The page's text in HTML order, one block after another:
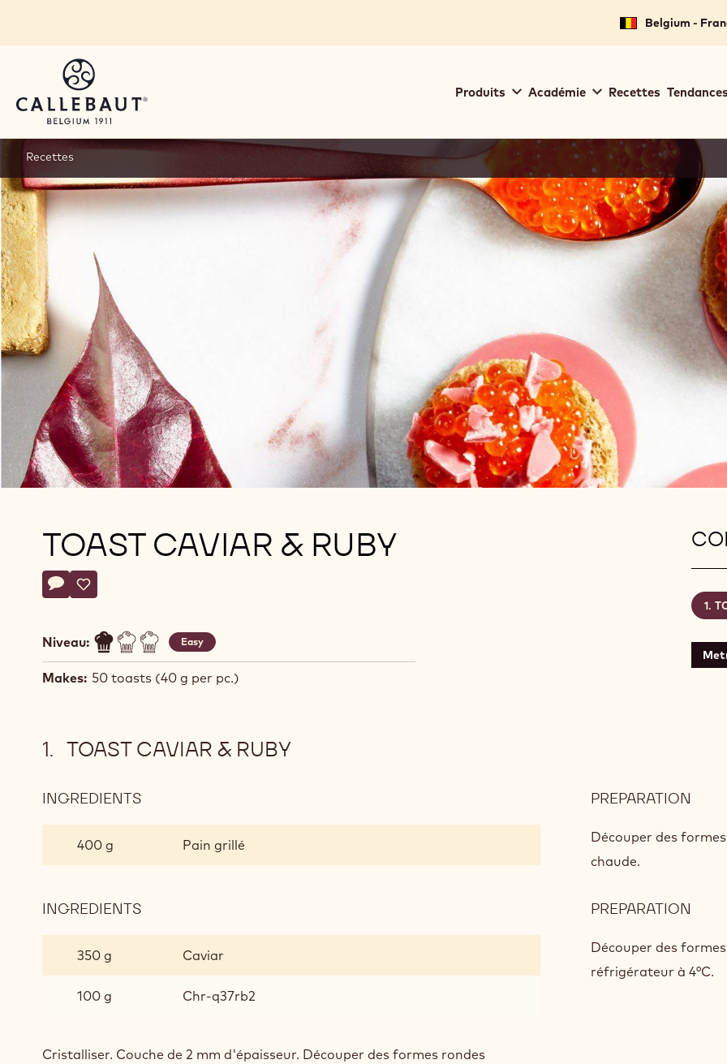
Belgium -
navigation
Produits Académie Recettes
Recettes
TOAST CAVIAR & RUBY
Actions
Écrire un commentaire
- TOAST CAVIAR & RUBY
Sauvegarder
- TOAST CAVIAR & RUBY
Niveau: Easy
Makes: 50 toasts (40 g per pc.)
TOAST CAVIAR & RUBY
INGREDIENTS
CAVIAR
400 g Pain grillé
PREPARATION
Découper des
chaude.
INGREDIENTS
CAVIAR
350 g Caviar
100 g Chr-q37rb2
PREPARATION
&
Découper des
réfrigérateur à 4°C.
Cristalliser. Couche de 2 mm d'épaisseur. Découper des formes rondes